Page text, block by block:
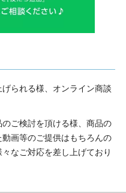
られる様、オンライン商談
ご検討を頂ける様、商品の
画等のご提供はもちろんの
なご対応を差し上げており